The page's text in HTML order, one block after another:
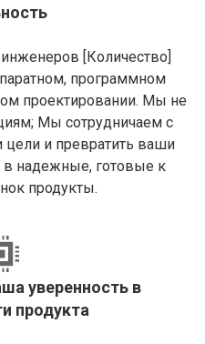
[Количество]
программном
проектировании. Мы не
Мы сотрудничаем с
и превратить ваши
в надежные, готовые к
продукты.
уверенность в
продукта